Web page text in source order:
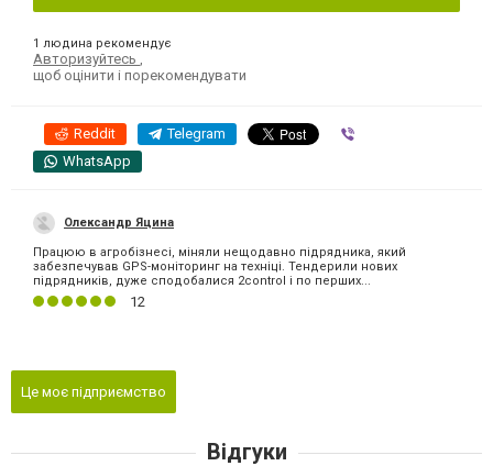
1 людина рекомендує
Авторизуйтесь
щоб оцінити і порекомендувати
Reddit Telegram
WhatsApp
Олександр Яцина
Працюю в агробізнесі, міняли нещодавно підрядника, який
забезпечував GPS-моніторинг на техніці. Тендерили нових
підрядників, дуже сподобалися 2control і по перших...
12
Це моє підприємство
Відгуки